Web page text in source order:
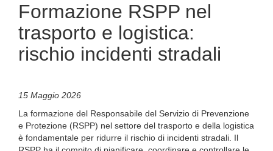
Formazione RSPP nel
trasporto e logistica:
rischio incidenti stradali
15 Maggio 2026
La formazione del Responsabile del Servizio di Prevenzione
e Protezione (RSPP) nel settore del trasporto e della logistica
è fondamentale per ridurre il rischio di incidenti stradali. Il